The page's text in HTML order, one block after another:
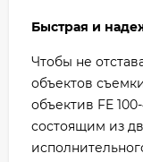
Быстрая и
Чтобы не
объектов
объектив FE
состоящим из